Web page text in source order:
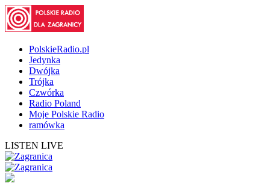
PolskieRadio.pl
Jedynka
Dwójka
Trójka
Czwórka
Radio Poland
Moje Polskie Radio
ramówka
LISTEN LIVE